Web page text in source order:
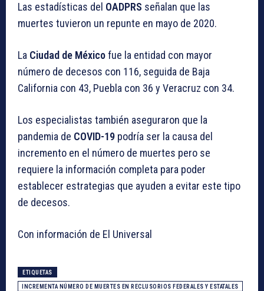
Las estadísticas del OADPRS señalan que las
muertes tuvieron un repunte en mayo de 2020.
La Ciudad de Méxicofue la entidad con mayor
número de decesos con 116, seguida de Baja
California con 43, Puebla con 36 y Veracruz con 34.
Los especialistas también aseguraron que la
pandemia de COVID-19 podría ser la causa del
incremento en el número de muertes pero se
requiere la información completa para poder
establecer estrategias que ayuden a evitar este tipo
de decesos.
Con información de El Universal
ETIQUETAS
INCREMENTA NÚMERO DE MUERTES EN RECLUSORIOS FEDERALES Y ESTATALES